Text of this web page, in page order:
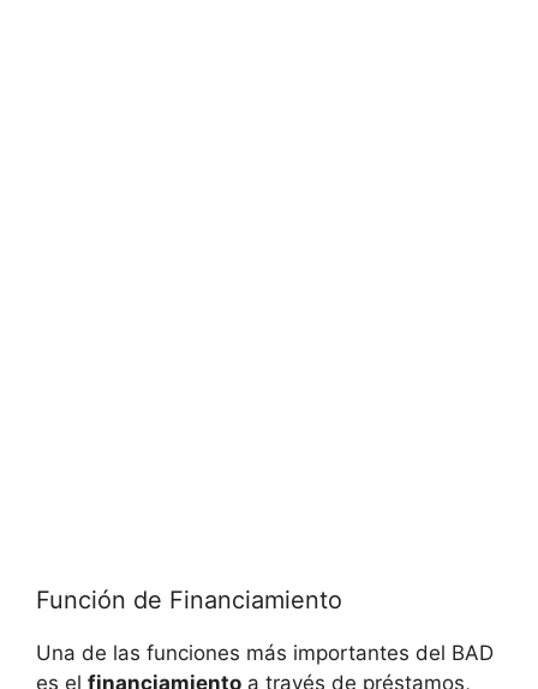
Función de Financiamiento
Una de las funciones más importantes del BAD
es el financiamiento a través de préstamos,